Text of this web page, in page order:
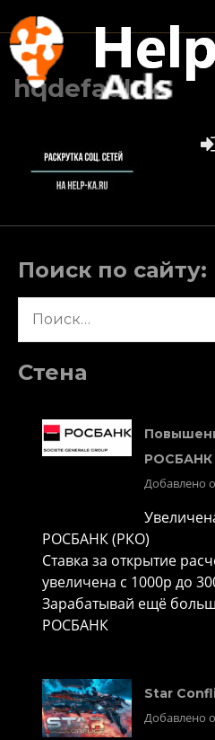
Перейти
содержимому
hqdefault-4
Поиск по сайту:
Стена
РОСБАНК
Добавлено
РОСБАНК (РКО)
Ставка за открытие
увеличена с 1000р до
Зарабатывай ещё
РОСБАНК
Star
Добавлено